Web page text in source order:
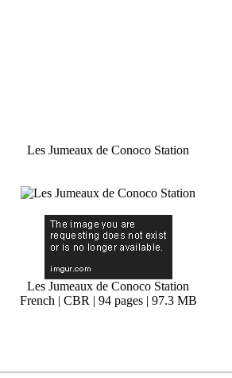
Les Jumeaux de Conoco Station
Les Jumeaux de Conoco Station
French | CBR | 94 pages | 97.3 MB